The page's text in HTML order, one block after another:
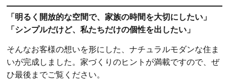
「明るく開放的な空間で、家族の時間を大切にしたい」
「シンプルだけど、私たちだけの個性を出したい」
そんなお客様の想いを形にした、ナチュラルモダンな住ま
いが完成しました。家づくりのヒントが満載ですので、ぜ
ひ最後までご覧ください。